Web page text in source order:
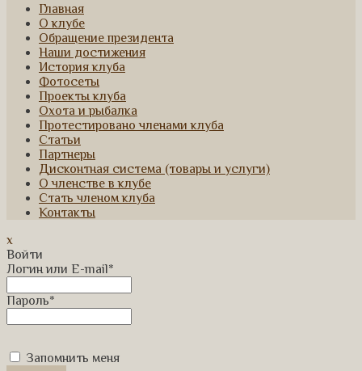
Главная
О клубе
Обращение президента
Наши достижения
История клуба
Фотосеты
Проекты клуба
Охота и рыбалка
Протестировано членами клуба
Статьи
Партнеры
Дисконтная система (товары и услуги)
О членстве в клубе
Стать членом клуба
Контакты
x
Войти
Логин или E-mail*
Пароль*
Запомнить меня